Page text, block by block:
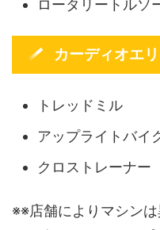
ロータリートルソ
カーディオエ
トレッドミル
アップライトバイ
クロストレーナー
※※店舗によりマシン